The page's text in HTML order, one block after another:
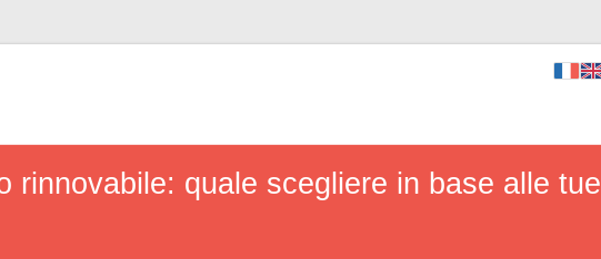
rinnovabile: quale scegliere in base alle tue